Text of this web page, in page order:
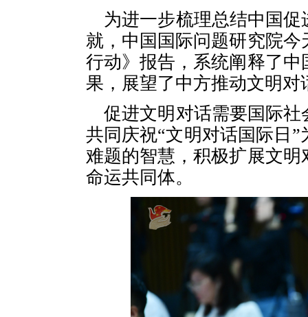
为进一步梳理总结中国
就，中国国际问题研究院
行动》报告，系统阐释了
果，展望了中方推动文明
促进文明对话需要国际
共同庆祝“文明对话国际日
难题的智慧，积极扩展文
命运共同体。